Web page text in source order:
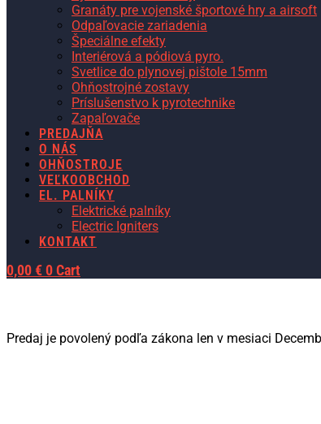
Granáty pre vojenské športové hry a airsoft
Odpaľovacie zariadenia
Špeciálne efekty
Interiérová a pódiová pyro.
Svetlice do plynovej pištole 15mm
Ohňostrojné zostavy
Príslušenstvo k pyrotechnike
Zapaľovače
PREDAJŇA
O NÁS
OHŇOSTROJE
VEĽKOOBCHOD
EL. PALNÍKY
Elektrické palníky
Electric Igniters
KONTAKT
0,00 € 0 Cart
Predaj je povolený podľa zákona len v mesiaci